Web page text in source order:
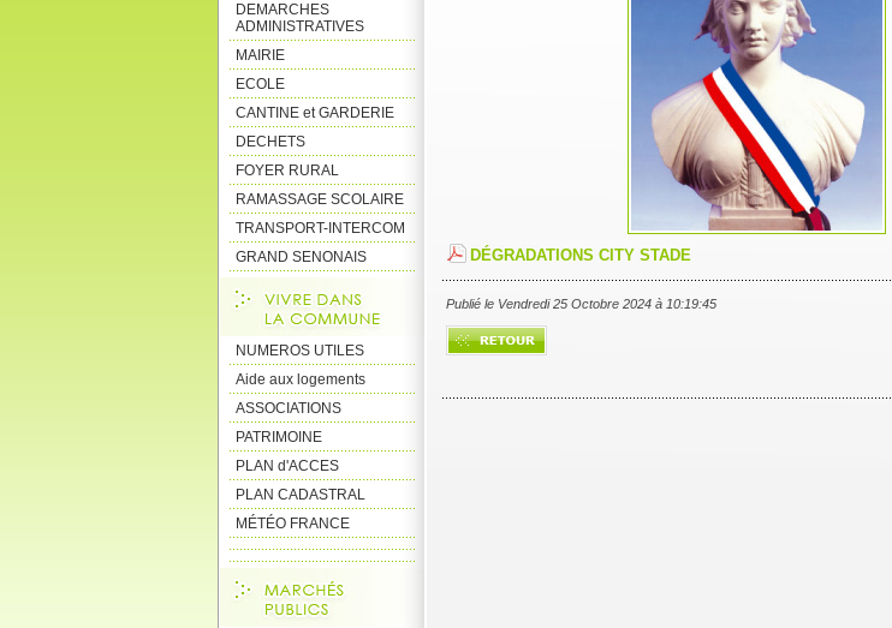
DEMARCHES
ADMINISTRATIVES
MAIRIE
ECOLE
CANTINE et GARDERIE
DECHETS
FOYER RURAL
RAMASSAGE SCOLAIRE
TRANSPORT-INTERCOM
GRAND SENONAIS
NUMEROS UTILES
Aide aux logements
ASSOCIATIONS
PATRIMOINE
PLAN d'ACCES
PLAN CADASTRAL
MÉTÉO FRANCE
DÉGRADATIONS CITY STADE
Publié le Vendredi 25 Octobre 2024 à 10:19:45